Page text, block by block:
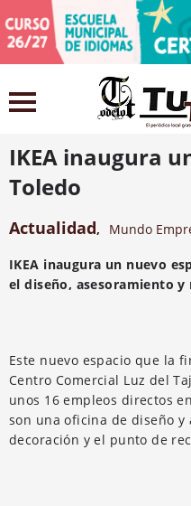
2 noviembre 2021
IKEA inaugura
Toledo
Actualidad, Mundo
IKEA inaugura un nuevo
el diseño, asesoramiento y
Este nuevo espacio que la
Centro Comercial Luz del
unos 16 empleos directos
son una oficina de diseño y
decoración y el punto de